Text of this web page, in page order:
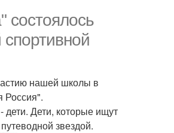
состоялось
нашей школы в
Россия".
дети. Дети, которые ищут
звездой.